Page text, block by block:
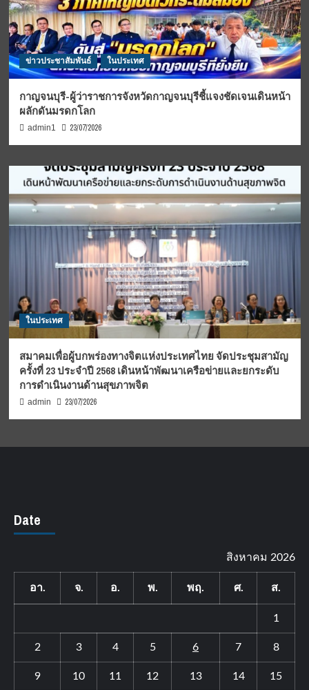
ข่าวประชาสัมพันธ์ ในประเทศ
กาญจนบุรี-ผู้ว่าราชการจังหวัดกาญจนบุรีชี้แจงชัดเจนเดินหน้า
ผลักดันมรดกโลก
admin1 23/07/2026
ในประเทศ
สมาคมเพื่อผู้บกพร่องทางจิตแห่งประเทศไทย จัดประชุมสามัญ
ครั้งที่ 23 ประจำปี 2568 เดินหน้าพัฒนาเครือข่ายและยกระดับ
การดำเนินงานด้านสุขภาพจิต
admin 23/07/2026
Date
สิงหาคม 2026
อา. จ. อ. พ. พฤ. ศ. ส.
1
2 3 4 5 6 7 8
9 10 11 12 13 14 15